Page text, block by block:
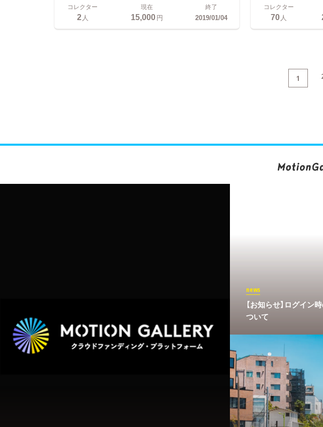
コレクター
2人
現在
15,000円
終了
2019/01/04
コレクター
70人
1
news
【お知らせ】ログイン
ついて